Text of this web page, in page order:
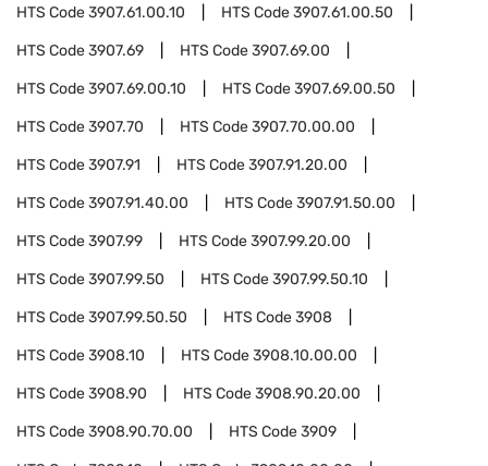
HTS Code3907.61.00.10 HTS Code3907.61.00.50
HTS Code3907.69 HTS Code3907.69.00
HTS Code3907.69.00.10 HTS Code3907.69.00.50
HTS Code3907.70 HTS Code3907.70.00.00
HTS Code3907.91 HTS Code3907.91.20.00
HTS Code3907.91.40.00 HTS Code3907.91.50.00
HTS Code3907.99 HTS Code3907.99.20.00
HTS Code3907.99.50 HTS Code3907.99.50.10
HTS Code3907.99.50.50 HTS Code3908
HTS Code3908.10 HTS Code3908.10.00.00
HTS Code3908.90 HTS Code3908.90.20.00
HTS Code3908.90.70.00 HTS Code3909